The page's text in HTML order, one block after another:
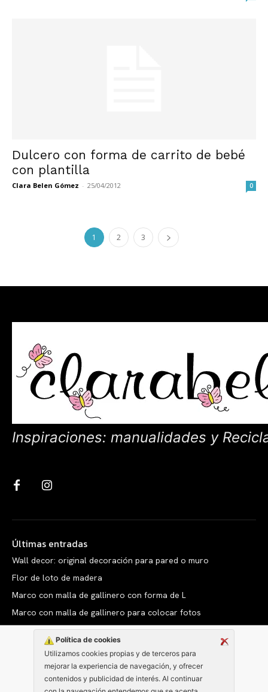
Política de cookies
Utilizamos cookies propias y de terceros para
mejorar la experiencia de navegación, y ofrecer
contenidos y publicidad de interés. Al continuar
Dulcero con forma de carrito de bebé
con plantilla
Clara Belen Gómez - 25/04/2012 0
1 2 3
Inspiraciones: manualidades y
Últimas entradas
Wall decor: original decoración para pared o muro
Flor de loto de madera
Marco con malla de gallinero con forma de L
Marco con malla de gallinero para colocar fotos
Copyright © clarabelen.com